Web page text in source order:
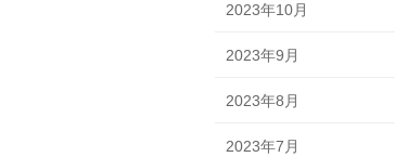
2023年10月
2023年9月
2023年8月
2023年7月